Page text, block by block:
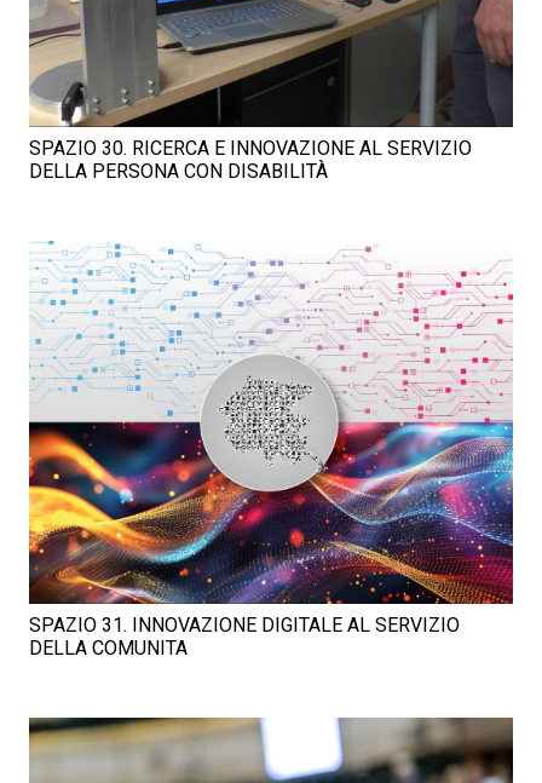
SPAZIO 30. RICERCA E INNOVAZIONE AL SERVIZIO
DELLA PERSONA CON DISABILITÀ
SPAZIO 31. INNOVAZIONE DIGITALE AL SERVIZIO
DELLA COMUNITA